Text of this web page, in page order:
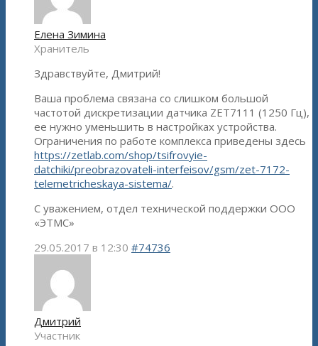
Елена Зимина
Хранитель
Здравствуйте, Дмитрий!
Ваша проблема связана со слишком большой
частотой дискретизации датчика ZET7111 (1250 Гц),
ее нужно уменьшить в настройках устройства.
Ограничения по работе комплекса приведены здесь
https://zetlab.com/shop/tsifrovyie-
datchiki/preobrazovateli-interfeisov/gsm/zet-7172-
telemetricheskaya-sistema/.
С уважением, отдел технической поддержки ООО
«ЭТМС»
29.05.2017 в 12:30 #74736
Дмитрий
Участник